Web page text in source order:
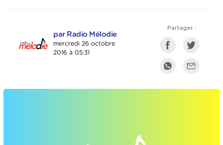
par Radio Mélodie
mercredi 26 octobre
2016 à 05:31
Partager :